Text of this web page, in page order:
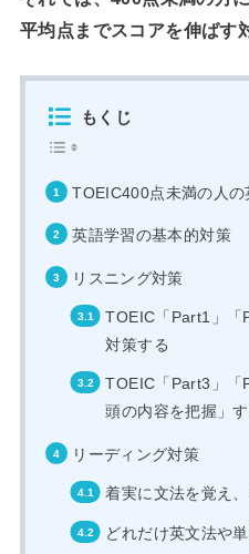
平均点までスコアを伸ばす
もくじ
TOEIC400点未満の人の
英語学習の基本的対策
リスニング対策
TOEIC「Part1」「
対策する
TOEIC「Part3」「
頭の内容を把握」
リーディング対策
着実に文法を覚え
どれだけ英文法や